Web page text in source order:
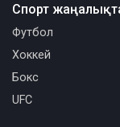
Спорт
Футбол
Хоккей
Бокс
UFC